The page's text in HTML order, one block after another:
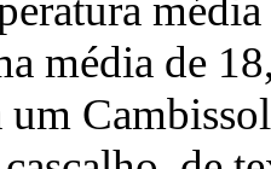
média de
um